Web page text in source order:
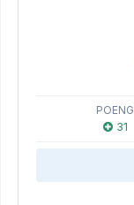
POENG
31